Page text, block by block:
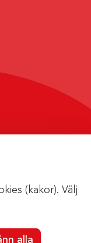
(kakor). Välj
alla